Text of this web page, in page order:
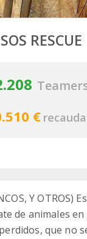
SOS RESCUE
€
Y OTROS)
de animales
que no